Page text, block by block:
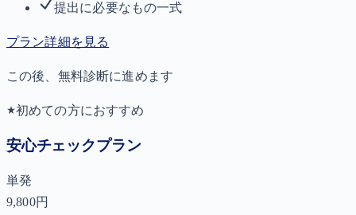
提出に必要なもの一式
プラン詳細を見る
この後、無料診断に進めます
初めての方におすすめ
安心チェックプラン
単発
9,800円